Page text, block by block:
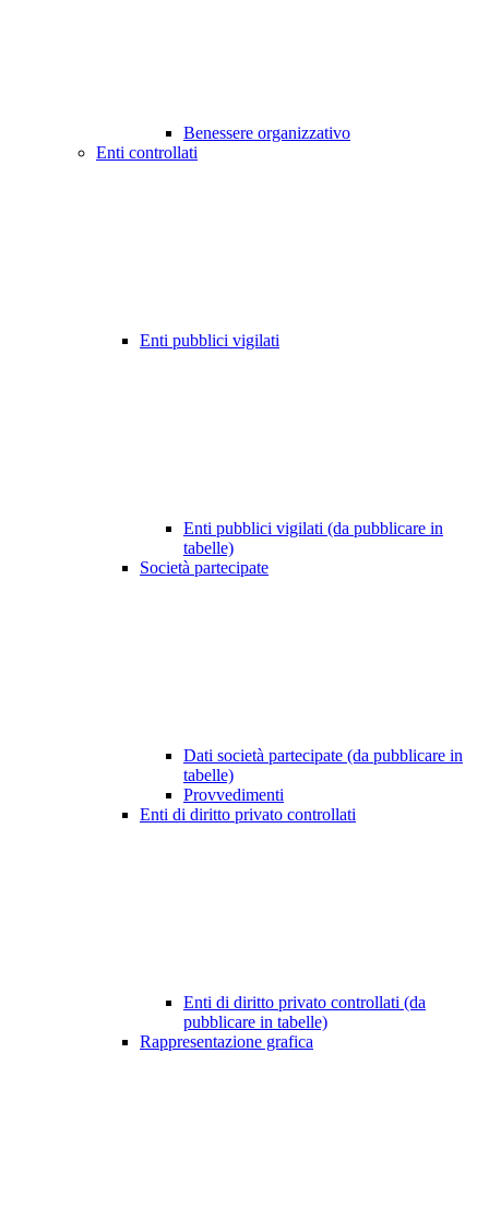
Benessere organizzativo
Enti controllati
Enti pubblici vigilati
Enti pubblici vigilati (da pubblicare in
tabelle)
Società partecipate
Dati società partecipate (da pubblicare in
tabelle)
Provvedimenti
Enti di diritto privato controllati
Enti di diritto privato controllati (da
pubblicare in tabelle)
Rappresentazione grafica